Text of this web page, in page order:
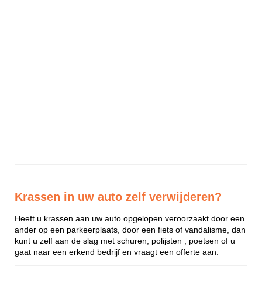
Krassen in uw auto zelf verwijderen?
Heeft u krassen aan uw auto opgelopen veroorzaakt door een
ander op een parkeerplaats, door een fiets of vandalisme, dan
kunt u zelf aan de slag met schuren, polijsten , poetsen of u
gaat naar een erkend bedrijf en vraagt een offerte aan.